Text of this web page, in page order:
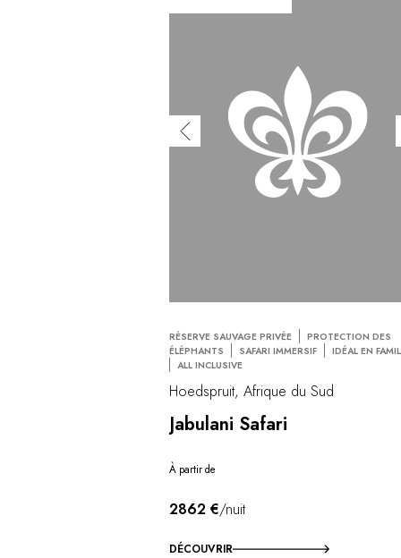
RÉSERVE SAUVAGE PRIVÉE
PROTECTION DES
ÉLÉPHANTS
SAFARI IMMERSIF
IDÉAL EN
ALL INCLUSIVE
Hoedspruit, Afrique du Sud
Jabulani Safari
À partir de
2862 €/nuit
DÉCOUVRIR